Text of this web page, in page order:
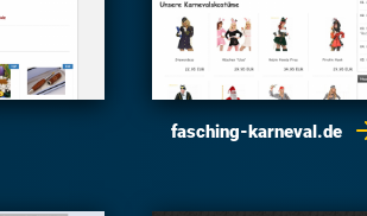
fasching-karneval.de